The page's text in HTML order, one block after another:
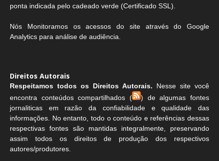
ponta indicada pelo cadeado verde (Certificado SSL).
Nós Monitoramos os acessos do site através do Google
Analytics para análise de audiência.
Direitos Autorais
Respeitamos todos os Direitos Autorais. Nesse site você
encontra conteúdos compartilhados (
) de algumas fontes
jornaliticas em razão da confiabilidade e qualidade das
informações. No entanto, todo o conteúdo e referências dessas
respectivas fontes são mantidas integralmente, preservando
assim todos os direitos de produção dos respectivos
autores/produtores.